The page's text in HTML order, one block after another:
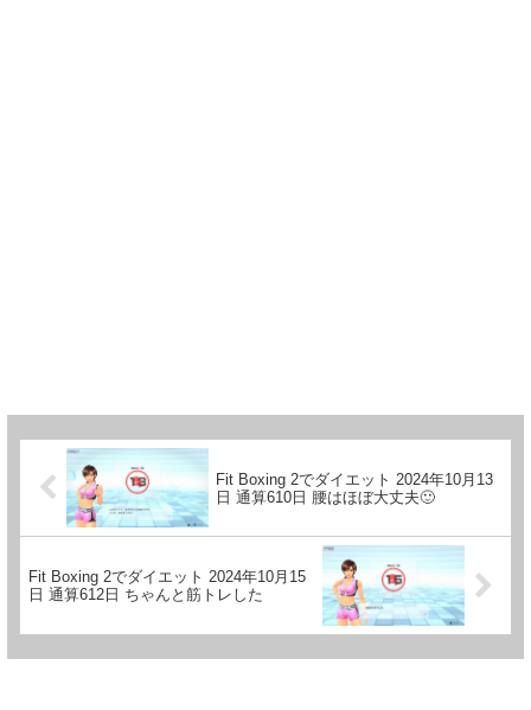
Fit Boxing 2でダイエット 2024年10月13
日 通算610日 腰はほぼ大丈夫🙂
Fit Boxing 2でダイエット 2024年10月15
日 通算612日 ちゃんと筋トレした